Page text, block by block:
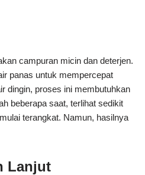
campuran micin dan deterjen.
panas untuk mempercepat
dingin, proses ini membutuhkan
beberapa saat, terlihat sedikit
terangkat. Namun, hasilnya
Lanjut